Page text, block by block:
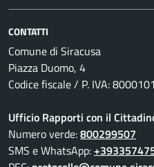
CONTATTI
Comune di Siracusa
Piazza Duomo, 4
Codice fiscale / P. IVA:
Ufficio Rapporti con il
Numero verde:800299507
SMS e WhatsApp: